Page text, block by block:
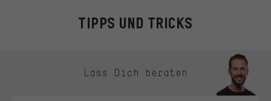
TIPPS UND TRICKS
Lass Dich beraten